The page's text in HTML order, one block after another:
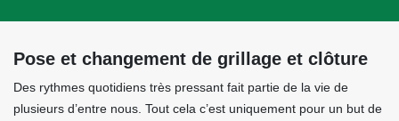
Pose et changement de grillage et clôture
Des rythmes quotidiens très pressant fait partie de la vie de
plusieurs d’entre nous. Tout cela c’est uniquement pour un but de